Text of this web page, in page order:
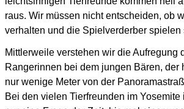
raus. Wir müssen nicht entscheiden, ob
verhalten und die Spielverderber spielen
Mittlerweile verstehen wir die Aufregung
Rangerinnen bei dem jungen Bären, der
nur wenige Meter von der
Bei den vielen Tierfreunden im Yosemite